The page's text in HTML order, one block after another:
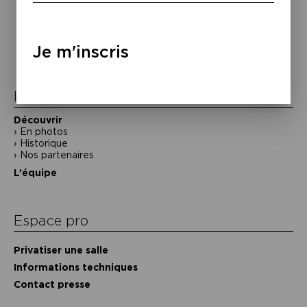
de
l’article
La Maison de la Poésie
Découvrir
En photos
Historique
Nos partenaires
L’équipe
Espace pro
Privatiser une salle
Informations techniques
Contact presse
Je m'inscris